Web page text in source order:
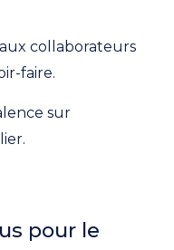
collaborateurs
faire.
sur
pour le